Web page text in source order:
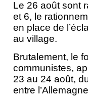
Le 26 août sont
et 6, le
en place de
au village.
Brutalement, le
communistes,
23 au 24 août,
entre